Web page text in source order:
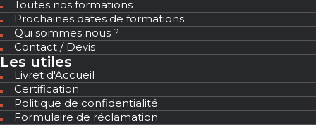
Toutes nos formations
Prochaines dates de formations
Qui sommes nous ?
Contact / Devis
Les utiles
Livret d'Accueil
Certification
Politique de confidentialité
Formulaire de réclamation